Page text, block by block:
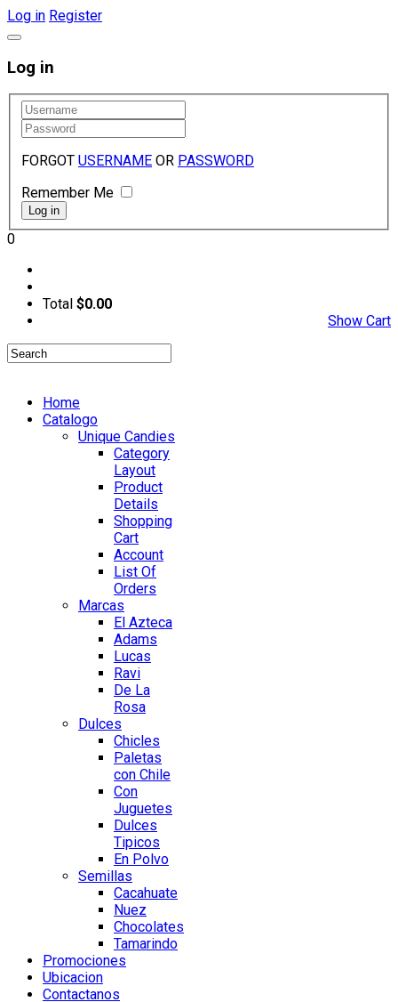
Log in Register
Log in
FORGOT USERNAME OR PASSWORD
Remember Me
0
Total $0.00
Show Cart
Home
Catalogo
Unique Candies
Category
Layout
Product
Details
Shopping
Cart
Account
List Of
Orders
Marcas
El Azteca
Adams
Lucas
Ravi
De La
Rosa
Dulces
Chicles
Paletas
con Chile
Con
Juguetes
Dulces
Tipicos
En Polvo
Semillas
Cacahuate
Nuez
Chocolates
Tamarindo
Promociones
Ubicacion
Contactanos